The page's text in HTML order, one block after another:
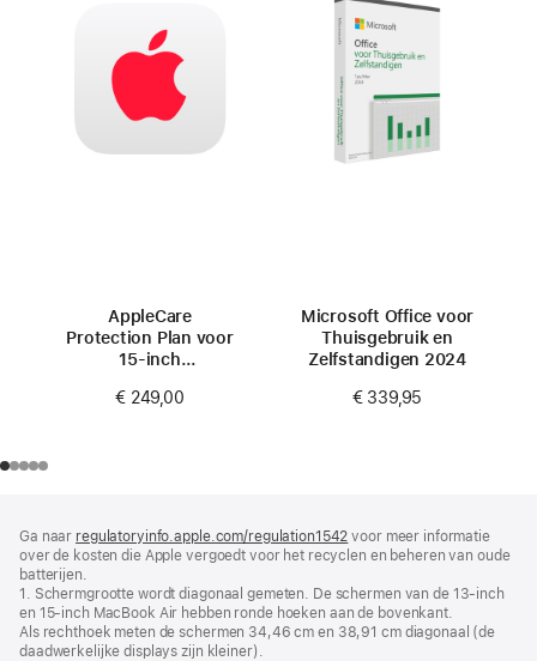
AppleCare
Protection Plan voor
15‑inch
€ 249,00
Microsoft Office voor
Thuisgebruik en
Zelfstandigen 2024
€ 339,95
Ga naar regulatoryinfo.apple.com/regulation1542 (wordt
in
venster
geopend)
voor meer informatie
over de kosten die Apple vergoedt voor het recyclen en beheren van oude
batterijen.
1. Schermgrootte wordt diagonaal gemeten. De schermen van de 13‑inch
en 15‑inch MacBook Air hebben ronde hoeken aan de bovenkant.
Als rechthoek meten de schermen 34,46 cm en 38,91 cm diagonaal (de
daadwerkelijke displays zijn kleiner).